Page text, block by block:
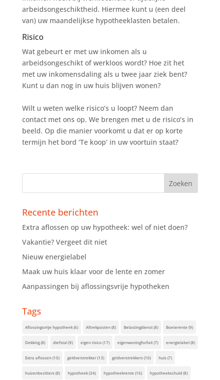
arbeidsongeschiktheid. Hiermee kunt u (een deel
van) uw maandelijkse hypotheeklasten betalen.
Risico
Wat gebeurt er met uw inkomen als u
arbeidsongeschikt of werkloos wordt? Hoe zit het
met uw inkomensdaling als u twee jaar ziek bent?
Kunt u dan nog in uw huis blijven wonen?
Wilt u weten welke risico’s u loopt? Neem dan
contact met ons op. We brengen met u de risico’s in
beeld. Op die manier voorkomt u dat er op korte
termijn het bord ‘Te koop’ in uw voortuin staat?
Recente berichten
Extra aflossen op uw hypotheek: wel of niet doen?
Vakantie? Vergeet dit niet
Nieuw energielabel
Maak uw huis klaar voor de lente en zomer
Aanpassingen bij aflossingsvrije hypotheken
Tags
Aflossingsvrije hypotheek(6) Aftrekposten(8) Belastingdienst(8) Boeterente (9)
Dekking(8) diefstal(9) eigen risico(17) eigenwoningforfait(7) energielabel(8)
Extra aflossen(10) geldverstrekker(13) geldverstrekkers(10) huis(7)
huizenbezitters(8) hypotheek(34) hypotheekrente (16) hypotheekschuld(8)